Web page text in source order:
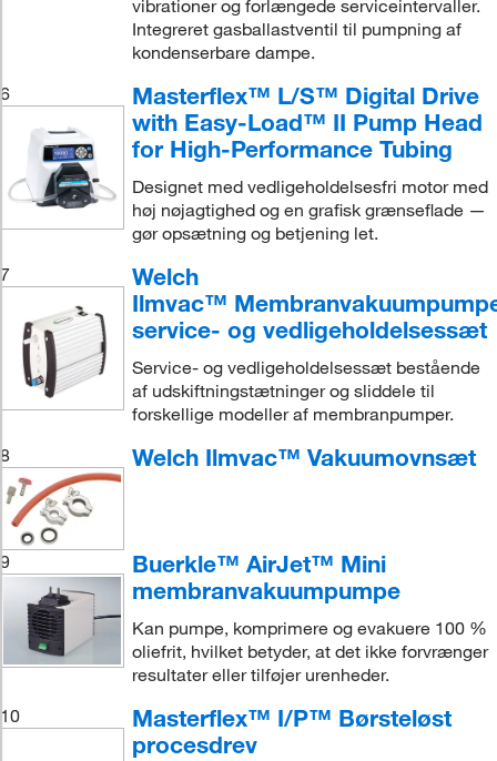
vibrationer og forlængede serviceintervaller.
Integreret gasballastventil til pumpning af
kondenserbare dampe.
6
Masterflex™ L/S™ Digital Drive
with Easy-Load™ II Pump Head
for High-Performance Tubing
Designet med vedligeholdelsesfri motor med
høj nøjagtighed og en grafisk grænseflade —
gør opsætning og betjening let.
7
Welch
Ilmvac™
service- og vedligeholdelsessæt
Service- og vedligeholdelsessæt bestående
af udskiftningstætninger og sliddele til
forskellige modeller af membranpumper.
8
Welch Ilmvac™ Vakuumovnsæt
9
Buerkle™ AirJet™ Mini
membranvakuumpumpe
Kan pumpe, komprimere og evakuere 100 %
oliefrit, hvilket betyder, at det ikke forvrænger
resultater eller tilføjer urenheder.
10
Masterflex™ I/P™ Børsteløst
procesdrev